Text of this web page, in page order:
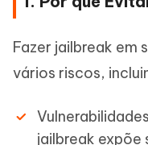
Fazer jailbreak em
vários riscos,
jailbreak expõe